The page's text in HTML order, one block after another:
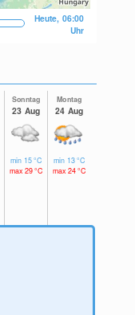
Heute, 06:00
Uhr
Sonntag
23 Aug
min 15°C
max 29°C
Montag
24 Aug
min 13°C
max 24°C